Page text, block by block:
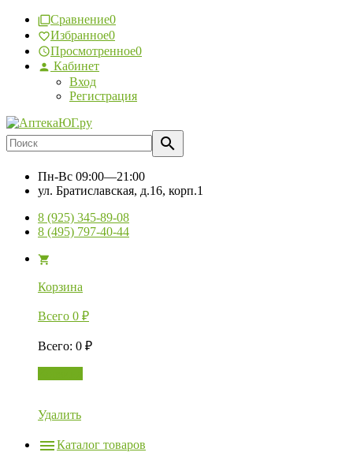
Сравнение0
Избранное0
Просмотренное0
Кабинет
Вход
Регистрация
Пн-Вс 09:00—21:00
ул. Братиславская, д.16, корп.1
8 (925) 345-89-08
8 (495) 797-40-44
Корзина
Всего 0 ₽
Всего: 0 ₽
Удалить
Каталог товаров